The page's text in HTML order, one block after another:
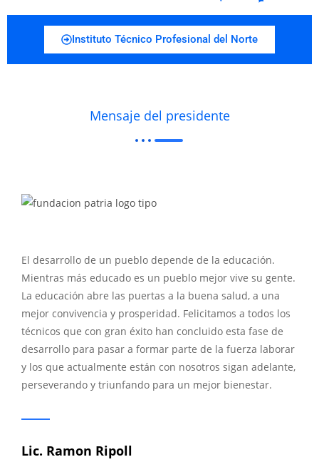
Instituto Técnico Profesional del Norte
Mensaje del presidente
El desarrollo de un pueblo depende de la educación.
Mientras más educado es un pueblo mejor vive su gente.
La educación abre las puertas a la buena salud, a una
mejor convivencia y prosperidad. Felicitamos a todos los
técnicos que con gran éxito han concluido esta fase de
desarrollo para pasar a formar parte de la fuerza laborar
y los que actualmente están con nosotros sigan adelante,
perseverando y triunfando para un mejor bienestar.
Lic. Ramon Ripoll